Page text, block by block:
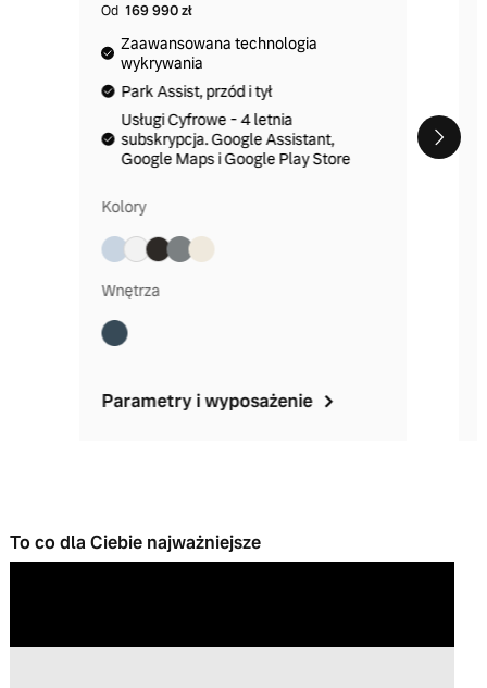
Od169 990 zł
Zaawansowana technologia
wykrywania
Park Assist, przód i tył
Usługi Cyfrowe - 4 letnia
subskrypcja. Google Assistant,
Google Maps i Google Play Store
Kolory
Wnętrza
Parametry i wyposażenie
To co dla Ciebie najważniejsze